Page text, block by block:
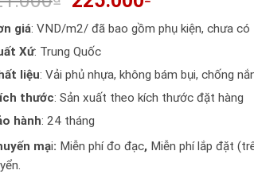
giá: VND/m2/ đã bao gồm phụ kiện, chưa có
Xứ: Trung Quốc
liệu: Vải phủ nhựa, không bám bụi, chống
thước: Sản xuất theo kích thước đặt hàng
hành: 24 tháng
mại: Miễn phí đo đạc, Miễn phí lắp đặt